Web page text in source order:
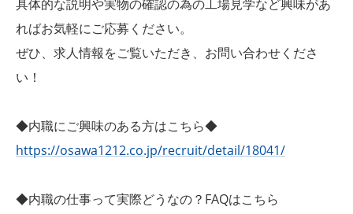
具体的な説明や実物の確認の為の工場見学など興味があ
ればお気軽にご応募ください。
ぜひ、求人情報をご覧いただき、お問い合わせくださ
い！
◆内職にご興味のある方はこちら◆
https://osawa1212.co.jp/recruit/detail/18041/
◆内職の仕事って実際どうなの？FAQはこちら